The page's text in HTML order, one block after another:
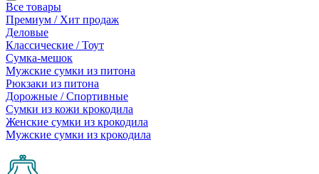
Все товары
Премиум / Хит продаж
Деловые
Классические / Тоут
Сумка-мешок
Мужские сумки из питона
Рюкзаки из питона
Дорожные / Спортивные
Сумки из кожи крокодила
Женские сумки из крокодила
Мужские сумки из крокодила